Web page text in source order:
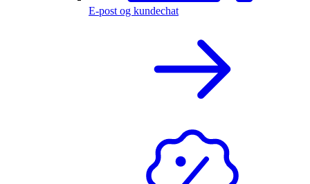
E-post og kundechat